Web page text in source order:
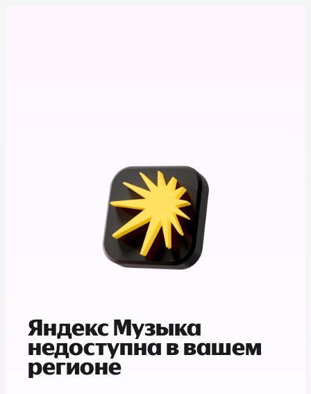
Яндекс Музыка
недоступна в вашем
регионе